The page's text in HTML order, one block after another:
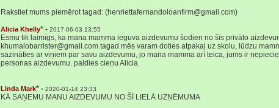
Rakstiet mums piemērot tagad: (henriettafernandoloanfirm@gmail.com)
Alicia Khelly* - 2017-06-03 13:55
Esmu tik laimīgs, ka mana mamma ieguva aizdevumu šodien no šīs privāto
khumalobarrister@gmail.com tagad mēs varam doties atpakaļ uz skolu, lūdzu
sazināties ar viņiem par savu aizdevumu, jo mana mamma arī teica, jums ir
personas aizdevumu. paldies cieņu Alicia.
Linda Mark* - 2020-01-14 23:33
KĀ SAŅEMU MANU AIZDEVUMU NO ŠĪ LIELĀ UZŅĒMUMA